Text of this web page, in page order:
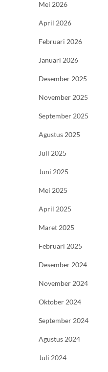
Mei 2026
April 2026
Februari 2026
Januari 2026
Desember 2025
November 2025
September 2025
Agustus 2025
Juli 2025
Juni 2025
Mei 2025
April 2025
Maret 2025
Februari 2025
Desember 2024
November 2024
Oktober 2024
September 2024
Agustus 2024
Juli 2024